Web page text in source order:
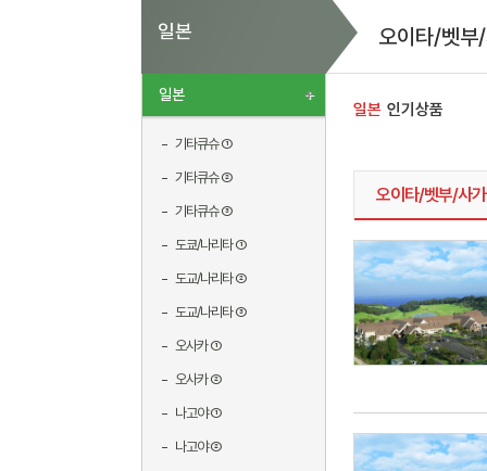
일본
일본
기타큐슈 ①
기타큐슈 ②
기타큐슈 ③
도쿄/나리타 ①
도교/나리타 ②
도교/나리타 ③
오사카 ①
오사카 ②
나고야 ①
나고야 ②
오이타/벳
일본 인기상품
오이타/벳부/사